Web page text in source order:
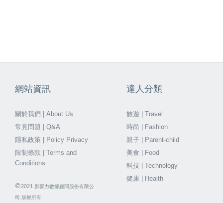
網站資訊
關於我們 | About Us
常見問題 | Q&A
隱私政策 | Policy Privacy
限制條款 | Terms and
Conditions
©2021 影響力數據顧問股份有限公
司.版權所有
達人分類
旅遊 | Travel
時尚 | Fashion
親子 | Parent-child
美食 | Food
科技 | Technology
健康 | Health